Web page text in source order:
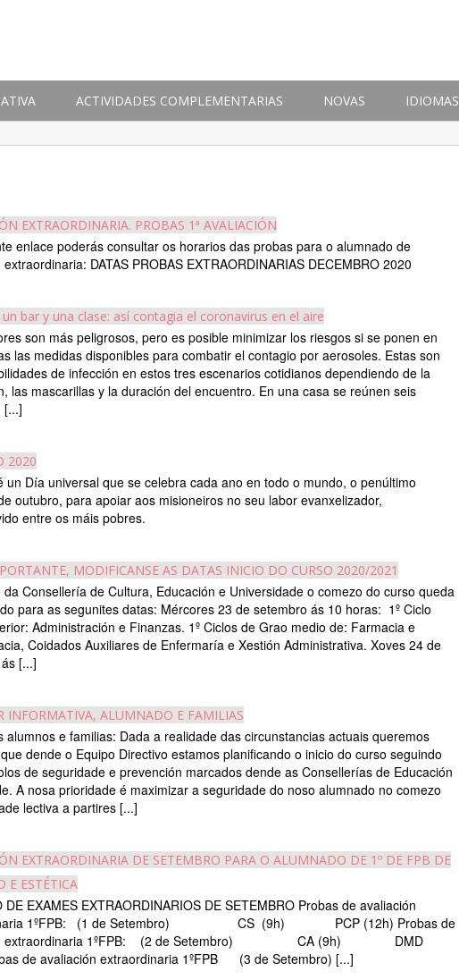
ACTIVIDADES COMPLEMENTARIAS NOVAS IDIOMAS
EXTRAORDINARIA. PROBAS 1ª AVALIACIÓN
enlace poderás consultar os horarios das probas para o alumnado de
DATAS PROBAS EXTRAORDINARIAS DECEMBRO 2020
bar y una clase: así contagia el coronavirus en el aire
son más peligrosos, pero es posible minimizar los riesgos si se ponen en
las medidas disponibles para combatir el contagio por aerosoles. Estas son
de infección en estos tres escenarios cotidianos dependiendo de la
las mascarillas y la duración del encuentro. En una casa se reúnen seis
[...]
2020
un Día universal que se celebra cada ano en todo o mundo, o penúltimo
outubro, para apoiar aos misioneiros no seu labor evanxelizador,
entre os máis pobres.
MODIFICANSE AS DATAS INICIO DO CURSO 2020/2021
da Consellería de Cultura, Educación e Universidade o comezo do curso queda
para as segunites datas: Mércores 23 de setembro ás 10 horas: 1º Ciclo
Administración e Finanzas. 1º Ciclos de Grao medio de: Farmacia e
Coidados Auxiliares de Enfermaría e Xestión Administrativa. Xoves 24 de
[...]
INFORMATIVA, ALUMNADO E FAMILIAS
alumnos e familias: Dada a realidade das circunstancias actuais queremos
dende o Equipo Directivo estamos planificando o inicio do curso seguindo
de seguridade e prevención marcados dende as Consellerías de Educación
A nosa prioridade é maximizar a seguridade do noso alumnado no comezo
lectiva a partires [...]
EXTRAORDINARIA DE SETEMBRO PARA O ALUMNADO DE 1º DE FPB DE
E ESTÉTICA
DE EXAMES EXTRAORDINARIOS DE SETEMBRO Probas de avaliación
1ºFPB: (1 de Setembro) CS (9h) PCP (12h) Probas de
extraordinaria 1ºFPB: (2 de Setembro) CA (9h) DMD
de avaliación extraordinaria 1ºFPB (3 de Setembro) [...]